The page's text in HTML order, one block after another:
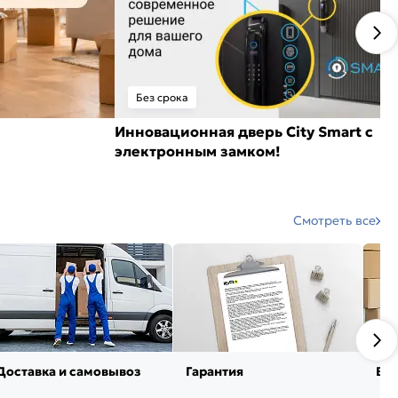
Без срока
Инновационная дверь City Smart с
электронным замком!
Смотреть все
и самовывоз Гарантия